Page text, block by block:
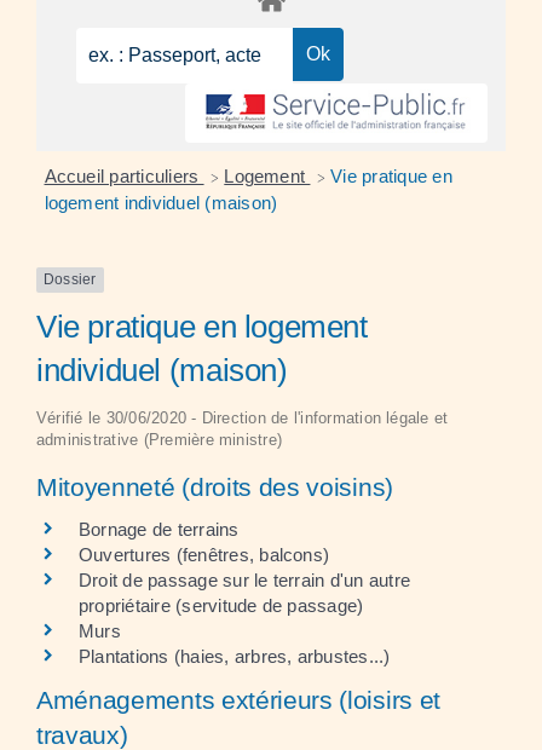
Accueil particuliers > Logement > Vie pratique en
logement individuel (maison)
Dossier
Vie pratique en logement
individuel (maison)
Vérifié le 30/06/2020 - Direction de l'information légale et
administrative (Première ministre)
Mitoyenneté (droits des voisins)
Bornage de terrains
Ouvertures (fenêtres, balcons)
Droit de passage sur le terrain d'un autre
propriétaire (servitude de passage)
Murs
Plantations (haies, arbres, arbustes...)
Aménagements extérieurs (loisirs et
travaux)